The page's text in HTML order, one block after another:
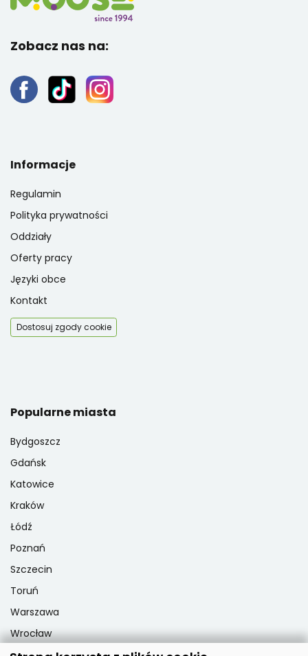
Zobacz nas na:
Informacje
Regulamin
Polityka prywatności
Oddziały
Oferty pracy
Języki obce
Kontakt
Dostosuj zgody cookie
Popularne miasta
Bydgoszcz
Gdańsk
Katowice
Kraków
Łódź
Poznań
Szczecin
Toruń
Warszawa
Wrocław